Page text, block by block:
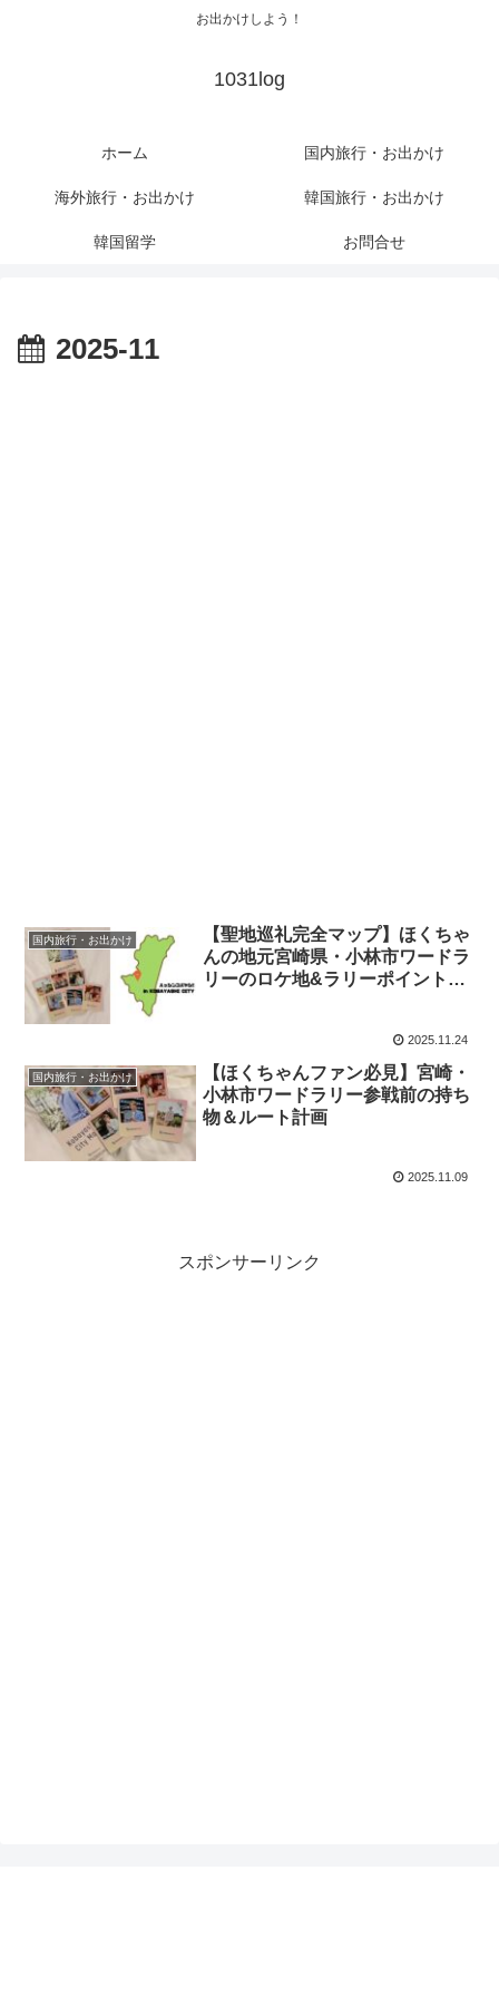
お出かけしよう！
1031log
ホーム 国内旅行・お出かけ
海外旅行・お出かけ 韓国旅行・お出かけ
韓国留学 お問合せ
2025-11
国内旅行・お出かけ
【聖地巡礼完全マップ】ほくちゃ
んの地元宮崎県・小林市ワードラ
リーのロケ地&ラリーポイント徹
2025.11.24
国内旅行・お出かけ
【ほくちゃんファン必見】宮崎・
小林市ワードラリー参戦前の持ち
物＆ルート計画
2025.11.09
スポンサーリンク